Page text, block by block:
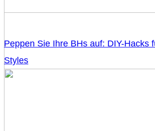
Peppen Sie Ihre BHs auf: DIY-Hacks
Styles